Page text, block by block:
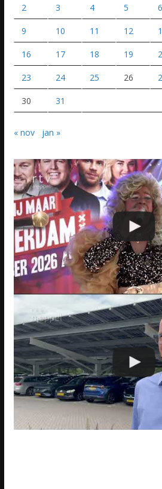
2 3 4 5 6
9 10 11 12
16 17 18 19
23 24 25 26
30 31
« nov jan »